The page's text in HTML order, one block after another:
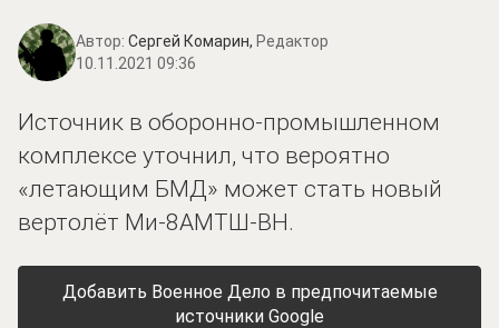
Автор: Сергей Комарин, Редактор
10.11.2021 09:36
Источник в оборонно-промышленном
комплексе уточнил, что вероятно
«летающим БМД» может стать новый
вертолёт Ми-8АМТШ-ВН.
Добавить Военное Дело в предпочитаемые
источники Google